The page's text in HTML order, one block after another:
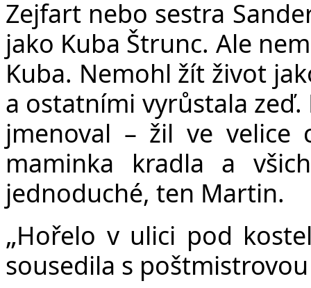
Zejfart nebo sestra
jako Kuba Štrunc. Ale
Kuba. Nemohl žít život
a ostatními vyrůstala
jmenoval – žil ve velice
maminka kradla a
jednoduché, ten Martin.
„Hořelo v ulici pod
sousedila s